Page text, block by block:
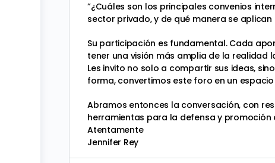
”¿Cuáles son los principales convenios
sector privado, y de qué manera se
Su participación es fundamental. Cada
tener una visión más amplia de la realidad
Les invito no solo a compartir sus ideas,
forma, convertimos este foro en un
Abramos entonces la conversación, con
herramientas para la defensa y
Atentamente
Jennifer Rey